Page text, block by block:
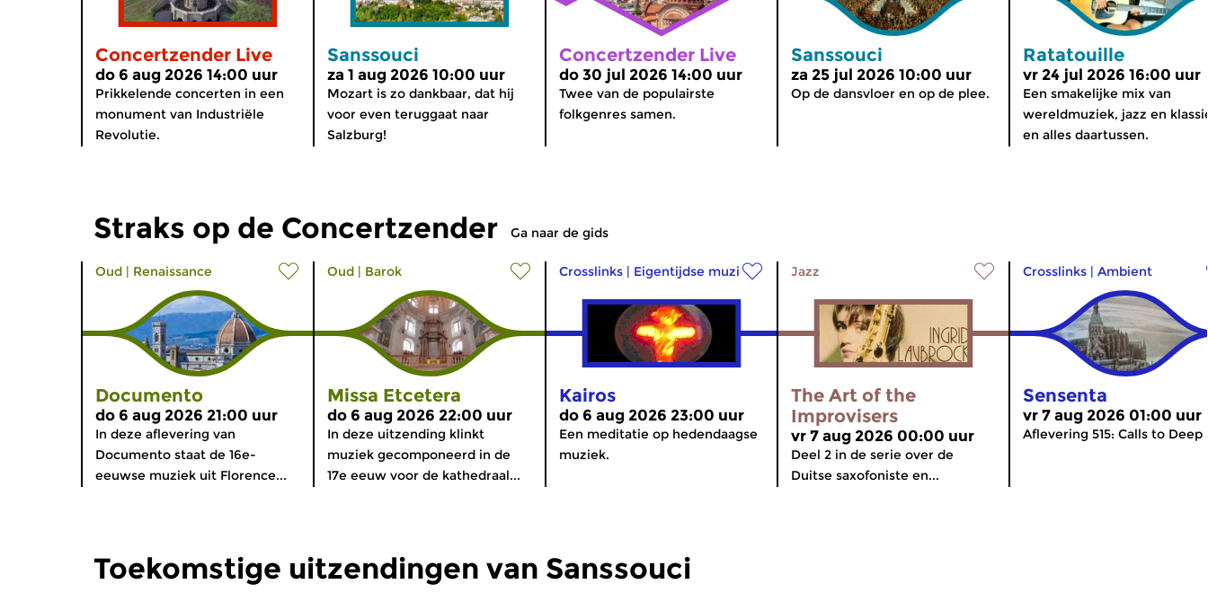
Concertzender Live
do 6 aug 2026 14:00 uur
Prikkelende concerten in een
monument van Industriële
Revolutie.
Sanssouci
za 1 aug 2026 10:00 uur
Mozart is zo dankbaar, dat hij
voor even teruggaat naar
Salzburg!
Concertzender Live
do 30 jul 2026 14:00 uur
Twee van de populairste
folkgenres samen.
Sanssouci
za 25 jul 2026 10:00 uur
Op de dansvloer en op de plee.
Ratatouille
vr 24 jul 2026 16:00 uur
Een smakelijke mix van
wereldmuziek, jazz en
en alles daartussen.
Straks op de Concertzender Ga naar de gids
Oud | Renaissance
Documento
do 6 aug 2026 21:00 uur
In deze aflevering van
Documento staat de 16e-
eeuwse muziek uit Florence...
Oud | Barok
Missa Etcetera
do 6 aug 2026 22:00 uur
In deze uitzending klinkt
muziek gecomponeerd in de
17e eeuw voor de kathedraal...
Crosslinks | Eigentijdse muziek
Kairos
do 6 aug 2026 23:00 uur
Een meditatie op hedendaagse
muziek.
Jazz
The Art of the
Improvisers
vr 7 aug 2026 00:00 uur
Deel 2 in de serie over de
Duitse saxofoniste en...
Crosslinks | Ambient
Sensenta
vr 7 aug 2026 01:00 uur
Aflevering 515: Calls to Deep
Toekomstige uitzendingen van Sanssouci